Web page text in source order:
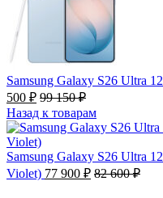
Samsung Galaxy S26 Ultra
500 ₽ 99 150₽
Назад к товарам
Samsung Galaxy S26 Ultra
Violet) 77 900 ₽ 82 600₽